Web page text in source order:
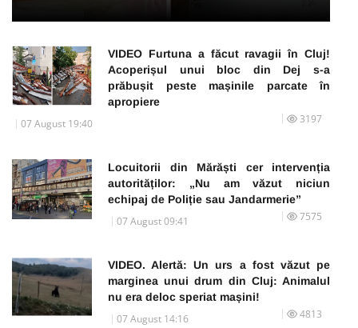
VIDEO Furtuna a făcut ravagii în Cluj!
Acoperișul unui bloc din Dej s-a
prăbușit peste mașinile parcate în
apropiere
07 August 19:40 3197
Locuitorii din Mărăști cer intervenția
autorităților: „Nu am văzut niciun
echipaj de Poliție sau Jandarmerie”
07 August 09:41 7575
VIDEO. Alertă: Un urs a fost văzut pe
marginea unui drum din Cluj: Animalul
nu era deloc speriat mașini!
07 August 14:16 4813